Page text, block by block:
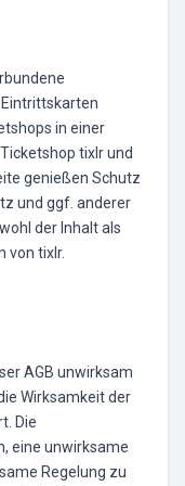
in einer
tixlr und
genießen Schutz
und ggf. anderer
der Inhalt als
von tixlr.
AGB unwirksam
Wirksamkeit der
Die
eine unwirksame
Regelung zu